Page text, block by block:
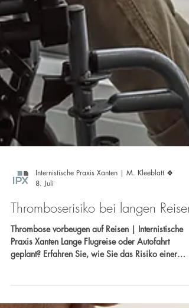
Internistische Praxis Xanten | M. Kleeblatt 🍀
Thromboserisiko bei langen Reisen:
geplant? Erfahren Sie, wie Sie das Risiko einer
Thrombose senken können und wann eine